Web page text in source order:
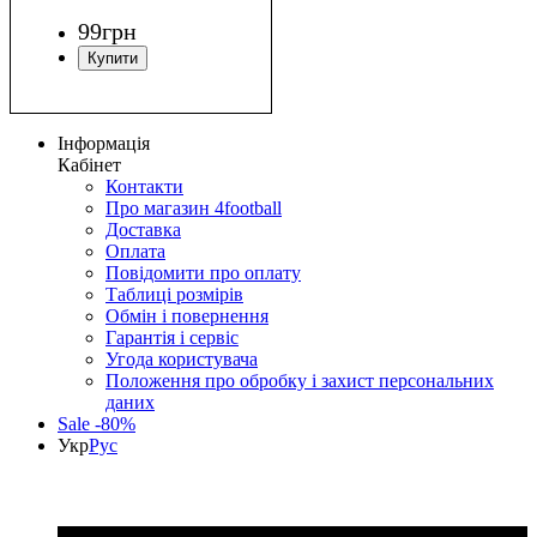
99грн
Інформація
Кабінет
Контакти
Про магазин 4football
Доставка
Оплата
Повідомити про оплату
Таблиці розмірів
Обмін і повернення
Гарантія і сервіс
Угода користувача
Положення про обробку і захист персональних
даних
Sale -80%
УкрРус